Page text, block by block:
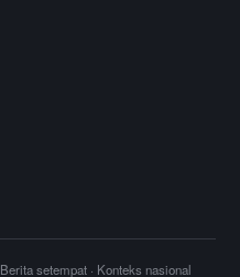
Berita setempat · Konteks nasional